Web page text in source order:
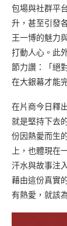
包場與社群平
升，甚至引發
王一博的魅力
打動人心。此
節力讚：「絕
在大銀幕才能
在片商今日釋
就是堅持下去
份因熱愛而生
上，也體現在
汗水與故事注
藉由這份真實
有熱愛，就該